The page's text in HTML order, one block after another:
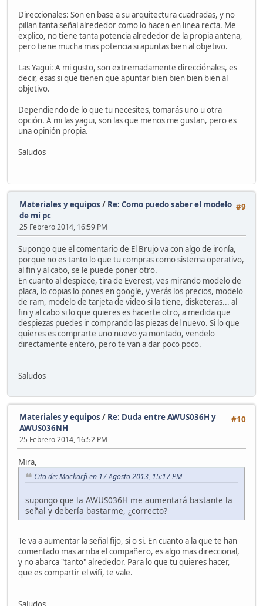
Direccionales: Son en base a su arquitectura cuadradas, y no
pillan tanta señal alrededor como lo hacen en linea recta. Me
explico, no tiene tanta potencia alrededor de la propia antena,
pero tiene mucha mas potencia si apuntas bien al objetivo.
Las Yagui: A mi gusto, son extremadamente direcciónales, es
decir, esas si que tienen que apuntar bien bien bien bien al
objetivo.
Dependiendo de lo que tu necesites, tomarás uno u otra
opción. A mi las yagui, son las que menos me gustan, pero es
una opinión propia.
Saludos
#9
Materiales y equipos / Re: Como puedo saber el modelo
de mi pc
25 Febrero 2014, 16:59 PM
Supongo que el comentario de El Brujo va con algo de ironía,
porque no es tanto lo que tu compras como sistema operativo,
al fin y al cabo, se le puede poner otro.
En cuanto al despiece, tira de Everest, ves mirando modelo de
placa, lo copias lo pones en google, y verás los precios, modelo
de ram, modelo de tarjeta de video si la tiene, disketeras... al
fin y al cabo si lo que quieres es hacerte otro, a medida que
despiezas puedes ir comprando las piezas del nuevo. Si lo que
quieres es comprarte uno nuevo ya montado, vendelo
directamente entero, pero te van a dar poco poco.
Saludos
#10
Materiales y equipos / Re: Duda entre AWUS036H y
AWUS036NH
25 Febrero 2014, 16:52 PM
Mira,
Cita de: Mackarfi en 17 Agosto 2013, 15:17 PM
supongo que la AWUS036H me aumentará bastante la
señal y debería bastarme, ¿correcto?
Te va a aumentar la señal fijo, si o si. En cuanto a la que te han
comentado mas arriba el compañero, es algo mas direccional,
y no abarca "tanto" alrededor. Para lo que tu quieres hacer,
que es compartir el wifi, te vale.